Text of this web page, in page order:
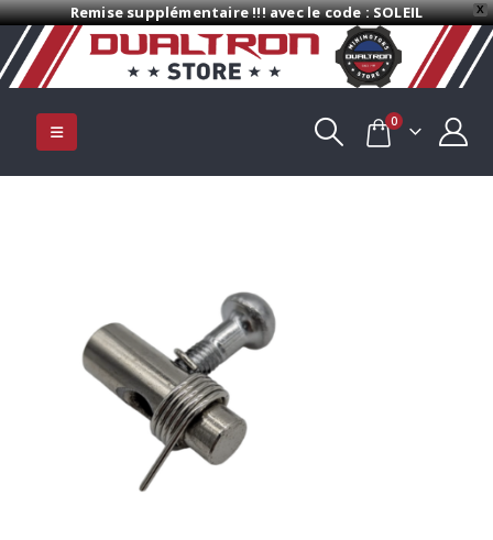
X
Remise supplémentaire !!! avec le code : SOLEIL
0